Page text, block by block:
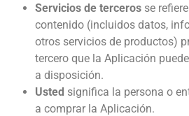
Servicios de terceros se
contenido (incluidos datos,
otros servicios de productos)
tercero que la Aplicación
a disposición.
Usted significa la persona o
a comprar la Aplicación.